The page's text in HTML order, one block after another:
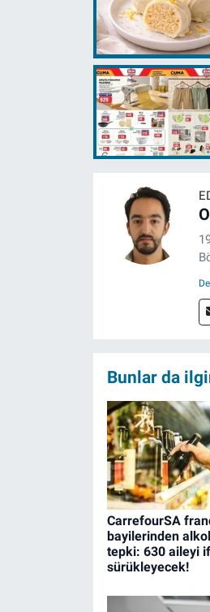
Bunlar da
CarrefourSA
bayilerinden
tepki: 630 aileyi
sürükleyecek!